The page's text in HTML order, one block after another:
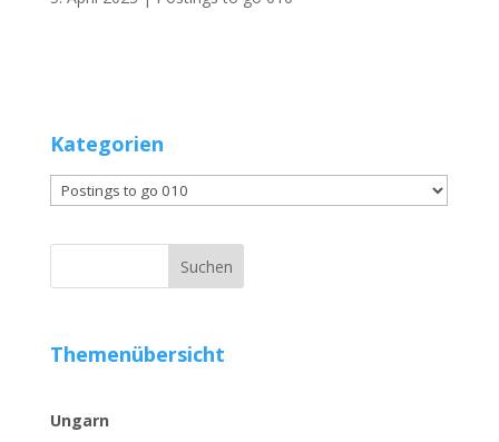
Kategorien
Kategorien
Themenübersicht
Ungarn